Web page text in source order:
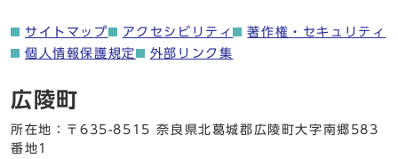
サイトマップ アクセシビリティ
著作権・セキュリティ
個人情報保護規定
外部リンク集
広陵町
所在地：〒635-8515 奈良県北葛城郡広陵町大字南郷583
番地1